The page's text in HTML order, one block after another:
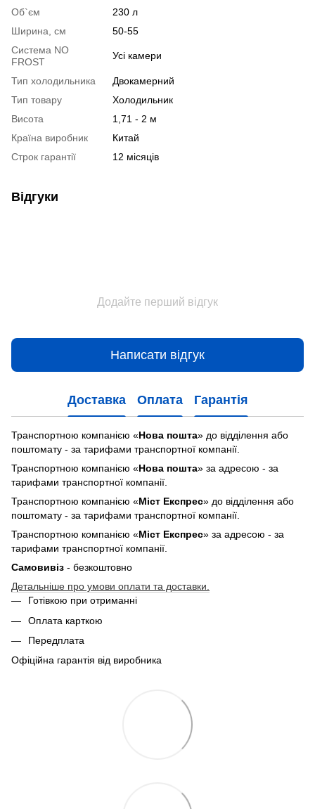
Об`єм
230 л
Ширина, см
50-55
Система NO
FROST
Усі камери
Тип холодильника
Двокамерний
Тип товару
Холодильник
Висота
1,71 - 2 м
Країна виробник
Китай
Строк гарантії
12 місяців
Відгуки
Додайте перший відгук
Написати відгук
Доставка Оплата Гарантія
Транспортною компанією «Нова пошта» до відділення або
поштомату - за тарифами транспортної компанії.
Транспортною компанією «Нова пошта» за адресою - за
тарифами транспортної компанії.
Транспортною компанією «Міст Експрес» до відділення або
поштомату - за тарифами транспортної компанії.
Транспортною компанією «Міст Експрес» за адресою - за
тарифами транспортної компанії.
Самовивіз - безкоштовно
Детальніше про умови оплати та доставки.
Готівкою при отриманні
Оплата карткою
Передплата
Офіційна гарантія від виробника